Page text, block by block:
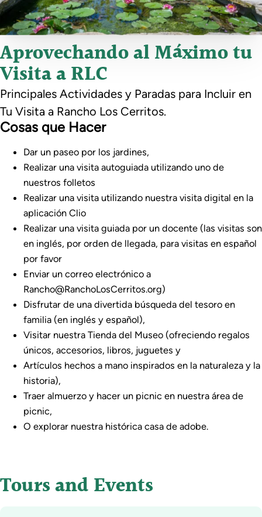
Aprovechando al Máximo tu
Visita a RLC
Principales Actividades y Paradas para Incluir en
Tu Visita a Rancho Los Cerritos.
Cosas que Hacer
Dar un paseo por los jardines,
Realizar una visita autoguiada utilizando uno de
nuestros folletos
Realizar una visita utilizando nuestra visita digital en la
aplicación Clio
Realizar una visita guiada por un docente (las visitas son
en inglés, por orden de llegada, para visitas en español
por favor
Enviar un correo electrónico a
Rancho@RanchoLosCerritos.org)
Disfrutar de una divertida búsqueda del tesoro en
familia (en inglés y español),
Visitar nuestra Tienda del Museo (ofreciendo regalos
únicos, accesorios, libros, juguetes y
Artículos hechos a mano inspirados en la naturaleza y la
historia),
Traer almuerzo y hacer un picnic en nuestra área de
picnic,
O explorar nuestra histórica casa de adobe.
Tours and Events